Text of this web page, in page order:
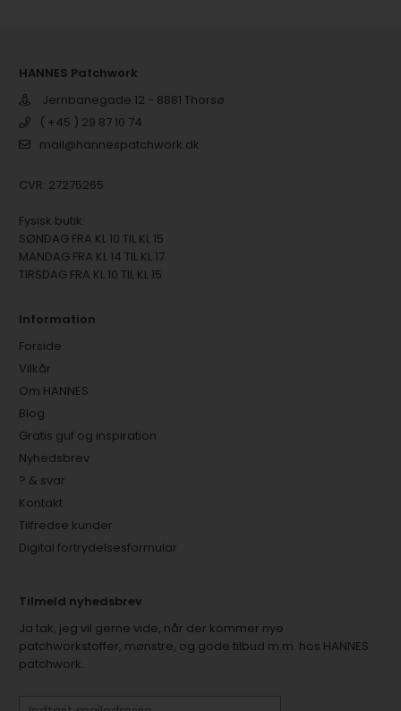
HANNES Patchwork
Jernbanegade 12 - 8881 Thorsø
( +45 ) 29 87 10 74
mail@hannespatchwork.dk
CVR: 27275265
Fysisk butik:
SØNDAG FRA KL 10 TIL KL 15
MANDAG FRA KL 14 TIL KL 17
TIRSDAG FRA KL 10 TIL KL 15
Information
Forside
Vilkår
Om HANNES
Blog
Gratis guf og inspiration
Nyhedsbrev
? & svar
Kontakt
Tilfredse kunder
Digital fortrydelsesformular
Tilmeld nyhedsbrev
Ja tak, jeg vil gerne vide, når der kommer nye
patchworkstoffer, mønstre, og gode tilbud m.m. hos HANNES
patchwork.